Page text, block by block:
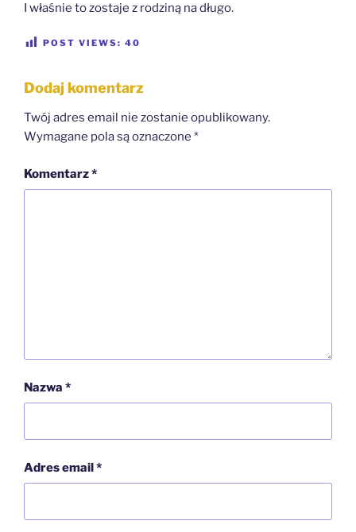
I właśnie to zostaje z rodziną na długo.
POST VIEWS: 40
Dodaj komentarz
Twój adres email nie zostanie opublikowany.
Wymagane pola są oznaczone *
Komentarz*
Nazwa *
Adres email*